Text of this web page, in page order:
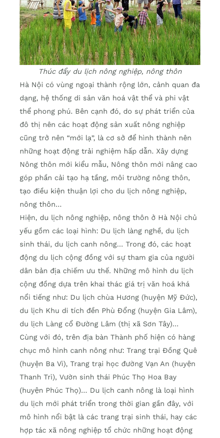
Thúc đẩy du lịch nông nghiệp, nông thôn
Hà Nội có vùng ngoại thành rộng lớn, cảnh quan đa
dạng, hệ thống di sản văn hoá vật thể và phi vật
thể phong phú. Bên cạnh đó, do sự phát triển của
đô thị nên các hoạt động sản xuất nông nghiệp
cũng trở nên “mới lạ”, là cơ sở để hình thành nên
những hoạt động trải nghiệm hấp dẫn. Xây dựng
Nông thôn mới kiểu mẫu, Nông thôn mới nâng cao
góp phần cải tạo hạ tầng, môi trường nông thôn,
tạo điều kiện thuận lợi cho du lịch nông nghiệp,
nông thôn…
Hiện, du lịch nông nghiệp, nông thôn ở Hà Nội chủ
yếu gồm các loại hình: Du lịch làng nghề, du lịch
sinh thái, du lịch canh nông… Trong đó, các hoạt
động du lịch cộng đồng với sự tham gia của người
dân bản địa chiếm ưu thế. Những mô hình du lịch
cộng đồng dựa trên khai thác giá trị văn hoá khá
nổi tiếng như: Du lịch chùa Hương (huyện Mỹ Đức),
du lịch Khu di tích đền Phù Đổng (huyện Gia Lâm),
du lịch Làng cổ Đường Lâm (thị xã Sơn Tây)…
Cùng với đó, trên địa bàn Thành phố hiện có hàng
chục mô hình canh nông như: Trang trại Đồng Quê
(huyện Ba Vì), Trang trại học đường Vạn An (huyện
Thanh Trì), Vườn sinh thái Phúc Thọ Hoa Bay
(huyện Phúc Thọ)… Du lịch canh nông là loại hình
du lịch mới phát triển trong thời gian gần đây, với
mô hình nổi bật là các trang trại sinh thái, hay các
hợp tác xã nông nghiệp tổ chức những hoạt động